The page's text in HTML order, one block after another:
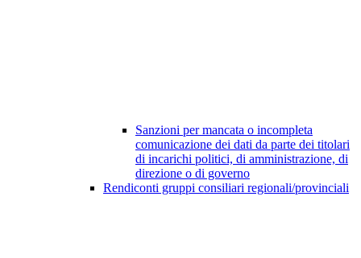
Sanzioni per mancata o incompleta
comunicazione dei dati da parte dei titolari
di incarichi politici, di amministrazione, di
direzione o di governo
Rendiconti gruppi consiliari regionali/provinciali